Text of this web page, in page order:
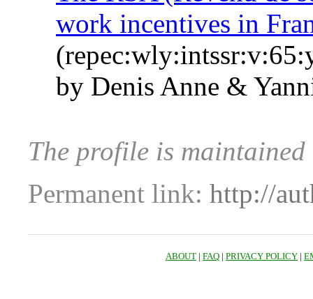
work incentives in
by Denis Anne &
The profile is
Permanent link: http://
ABOUT | FAQ | PRIVACY POLICY |